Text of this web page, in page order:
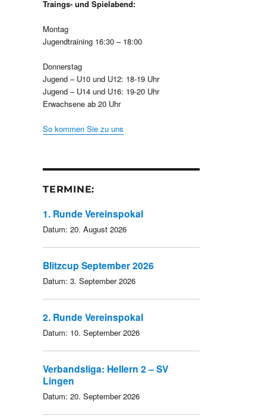
Traings- und Spielabend:
Montag
Jugendtraining 16:30 – 18:00
Donnerstag
Jugend – U10 und U12: 18-19 Uhr
Jugend – U14 und U16: 19-20 Uhr
Erwachsene ab 20 Uhr
So kommen Sie zu uns
TERMINE:
1. Runde Vereinspokal
Datum: 20. August 2026
Blitzcup September 2026
Datum: 3. September 2026
2. Runde Vereinspokal
Datum: 10. September 2026
Verbandsliga: Hellern 2 – SV
Lingen
Datum: 20. September 2026